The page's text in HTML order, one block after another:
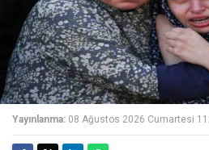
Yayınlanma: 08 Ağustos 2026 Cumartesi